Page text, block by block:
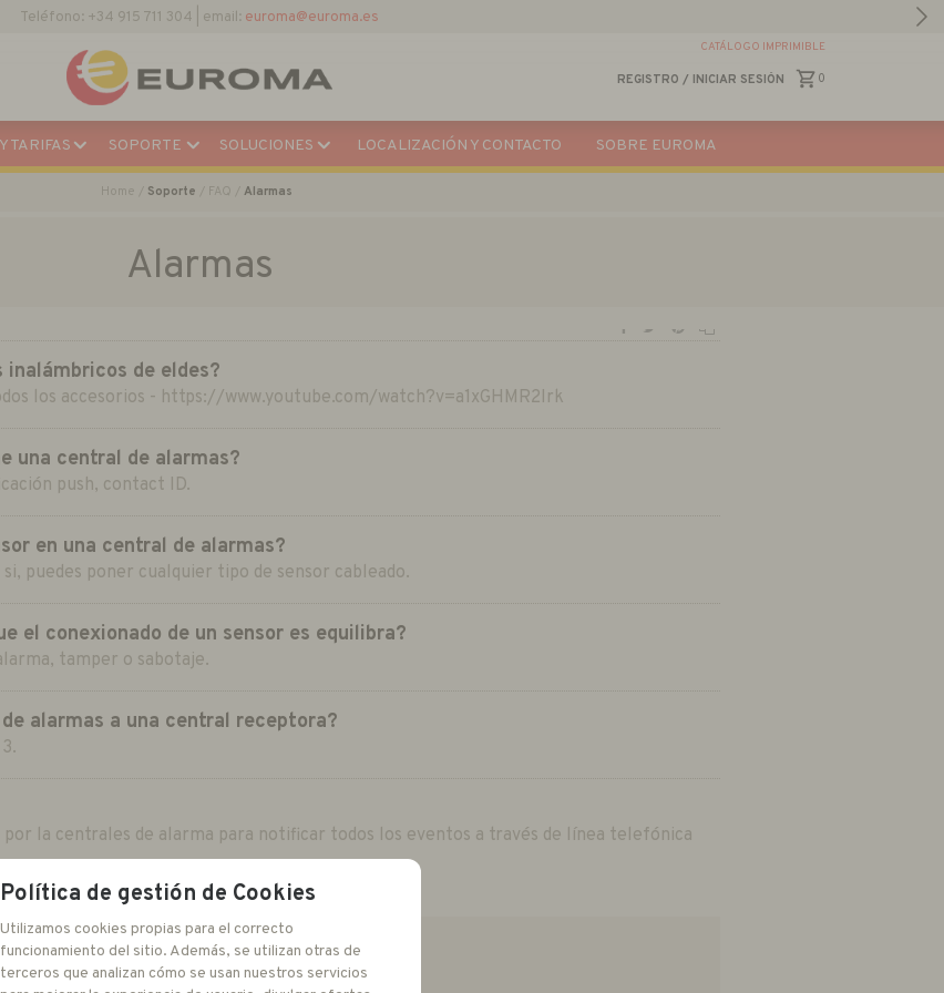
Teléfono: +34 915 711 304 | email: euroma@euroma.es
REGISTRO / INICIAR SESIÓN 0
CATÁLOGO IMPRIMIBLE
TARIFAS SOPORTE SOLUCIONES LOCALIZACIÓN Y CONTACTO SOBRE EUROMA
Home Soporte FAQ Alarmas
Alarmas
de eldes?
los accesorios - https://www.youtube.com/watch?v=a1xGHMR2Irk
una central de alarmas?
push, contact ID.
en una central de alarmas?
puedes poner cualquier tipo de sensor cableado.
el conexionado de un sensor es equilibra?
tamper o sabotaje.
alarmas a una central receptora?
la centrales de alarma para notificar todos los eventos a través de línea telefónica
GLOSARIO
Política de gestión de Cookies
Utilizamos cookies propias para el correcto
funcionamiento del sitio. Además, se utilizan otras de
terceros que analizan cómo se usan nuestros servicios